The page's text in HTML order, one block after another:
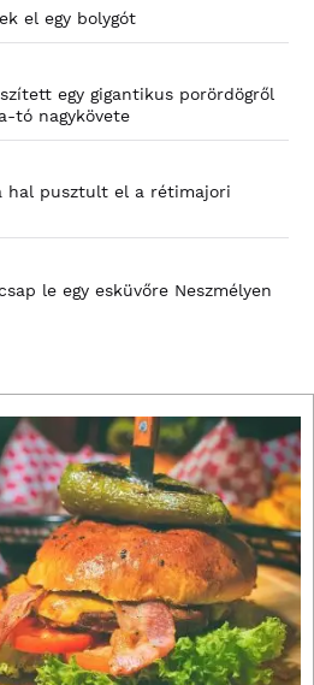
el egy bolygót
egy gigantikus porördögről
tó nagykövete
hal pusztult el a rétimajori
le egy esküvőre Neszmélyen